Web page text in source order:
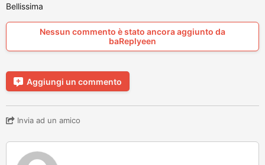
Bellissima
Nessun commento è stato ancora aggiunto da
baReplyeen
Aggiungi un commento
Invia ad un amico